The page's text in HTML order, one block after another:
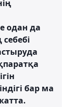
одан да
бар ма